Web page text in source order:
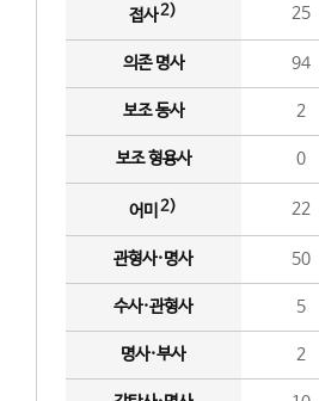
접사2) 25
의존 명사 94
보조 동사 2
보조 형용사 0
어미 2) 22
관형사·명사 50
수사·관형사 5
명사·부사 2